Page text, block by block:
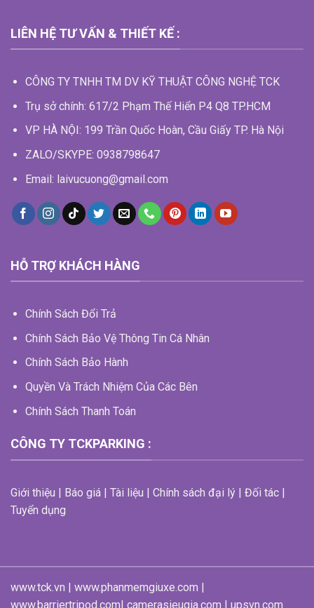
LIÊN HỆ TƯ VẤN & THIẾT KẾ :
CÔNG TY TNHH TM DV KỸ THUẬT CÔNG NGHỆ TCK
Trụ sở chính: 617/2 Phạm Thế Hiển P4 Q8 TP.HCM
VP HÀ NỘI: 199 Trần Quốc Hoàn, Cầu Giấy TP. Hà Nội
ZALO/SKYPE: 0938798647
Email: laivucuong@gmail.com
HỖ TRỢ KHÁCH HÀNG
Chính Sách Đổi Trả
Chính Sách Bảo Vệ Thông Tin Cá Nhân
Chính Sách Bảo Hành
Quyền Và Trách Nhiệm Của Các Bên
Chính Sách Thanh Toán
CÔNG TY TCKPARKING :
Giới thiệu | Báo giá | Tài liệu | Chính sách đại lý | Đối tác |
Tuyển dụng
www.tck.vn | www.phanmemgiuxe.com |
www.barriertripod.com| camerasieugia.com | upsvn.com